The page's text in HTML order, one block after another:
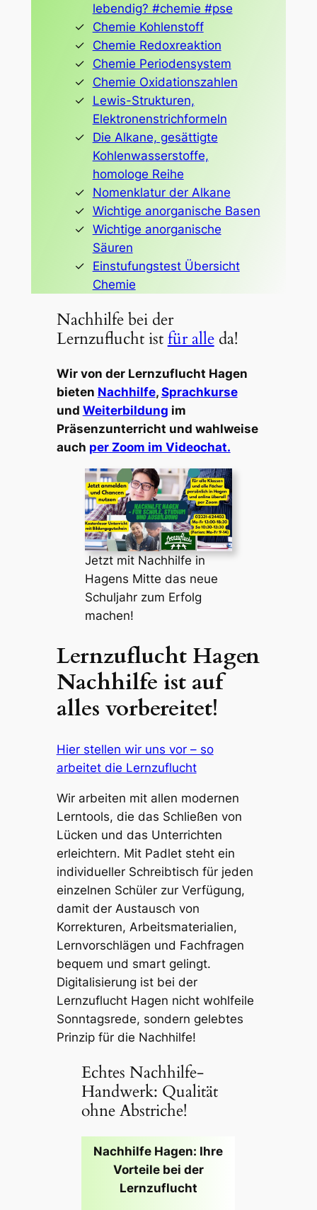
lebendig? #chemie #pse
Chemie Kohlenstoff
Chemie Redoxreaktion
Chemie Periodensystem
Chemie Oxidationszahlen
Lewis-Strukturen,
Elektronenstrichformeln
Die Alkane, gesättigte
Kohlenwasserstoffe,
homologe Reihe
Nomenklatur der Alkane
Wichtige anorganische Basen
Wichtige anorganische
Säuren
Einstufungstest Übersicht
Chemie
Nachhilfe bei der
Lernzuflucht istfür alleda!
Wir von der Lernzuflucht Hagen
bieten Nachhilfe, Sprachkurse
und Weiterbildung im
Präsenzunterricht und wahlweise
auch per Zoom im Videochat.
Jetzt mit Nachhilfe in
Hagens Mitte das neue
Schuljahr zum Erfolg
machen!
Lernzuflucht Hagen
Nachhilfe ist auf
alles vorbereitet!
Hier stellen wir uns vor – so
arbeitet die Lernzuflucht
Wir arbeiten mit allen modernen
Lerntools, die das Schließen von
Lücken und das Unterrichten
erleichtern. Mit Padlet steht ein
individueller Schreibtisch für jeden
einzelnen Schüler zur Verfügung,
damit der Austausch von
Korrekturen, Arbeitsmaterialien,
Lernvorschlägen und Fachfragen
bequem und smart gelingt.
Digitalisierung ist bei der
Lernzuflucht Hagen nicht wohlfeile
Sonntagsrede, sondern gelebtes
Prinzip für die Nachhilfe!
Echtes Nachhilfe-
Handwerk: Qualität
ohne Abstriche!
Nachhilfe Hagen: Ihre
Vorteile bei der
Lernzuflucht